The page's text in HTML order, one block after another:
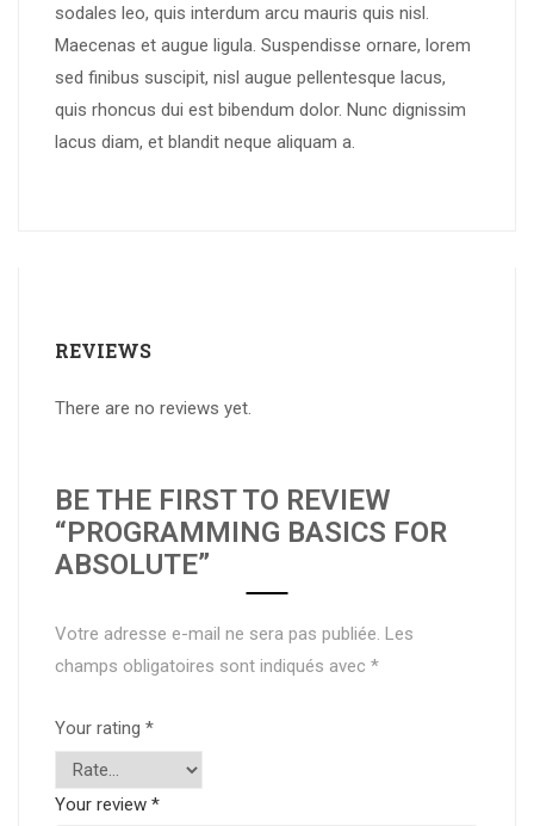
sodales leo, quis interdum arcu mauris quis nisl.
Maecenas et augue ligula. Suspendisse ornare, lorem
sed finibus suscipit, nisl augue pellentesque lacus,
quis rhoncus dui est bibendum dolor. Nunc dignissim
lacus diam, et blandit neque aliquam a.
REVIEWS
There are no reviews yet.
BE THE FIRST TO REVIEW
“PROGRAMMING BASICS FOR
ABSOLUTE”
Votre adresse e-mail ne sera pas publiée. Les
champs obligatoires sont indiqués avec *
Your rating *
Your review *